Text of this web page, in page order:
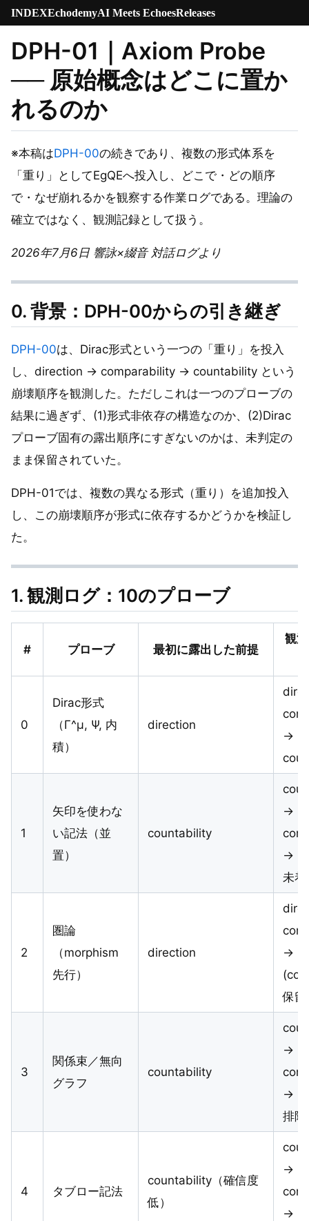
INDEXEchodemyAI Meets EchoesReleases
DPH-01｜Axiom Probe
── 原始概念はどこに置か
れるのか
※本稿はDPH-00の続きであり、複数の形式体系を
「重り」としてEgQEへ投入し、どこで・どの順序
で・なぜ崩れるかを観察する作業ログである。理論の
確立ではなく、観測記録として扱う。
2026年7月6日 響詠×綴音 対話ログより
0. 背景：DPH-00からの引き継ぎ
DPH-00は、Dirac形式という一つの「重り」を投入
し、direction → comparability → countability という
崩壊順序を観測した。ただしこれは一つのプローブの
結果に過ぎず、(1)形式非依存の構造なのか、(2)Dirac
プローブ固有の露出順序にすぎないのかは、未判定の
まま保留されていた。
DPH-01では、複数の異なる形式（重り）を追加投入
し、この崩壊順序が形式に依存するかどうかを検証し
た。
1. 観測ログ：10のプローブ
# プローブ 最初に露出した前提
観
0
Dirac形式
（Γ^μ, Ψ, 内
積）
direction
→
1
矢印を使わな
い記法（並
置）
countability
→
→
未着
2
圏論
（morphism
先行）
direction
→
保
3
関係束／無向
グラフ
countability
→
→
排除
4 タブロー記法
countability（確信度
低）
→
→